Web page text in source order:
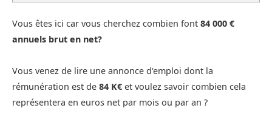
Vous êtes ici car vous cherchez combien font 84 000 €
annuels brut en net?
Vous venez de lire une annonce d'emploi dont la
rémunération est de 84 K€ et voulez savoir combien cela
représentera en euros net par mois ou par an ?